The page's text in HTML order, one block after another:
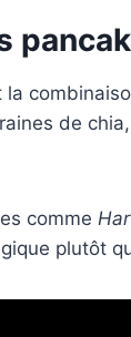
de
comme
plutôt